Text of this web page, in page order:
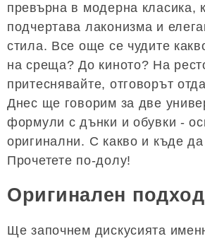
превърна в модерна класика,
подчертава лаконизма и
стила. Все още се чудите
на среща? До киното? На
притеснявайте, отговорът
Днес ще говорим за две
формули с дънки и обувки -
оригинални. С какво и къде да
Прочетете по-долу!
Оригинален подход
Ще започнем дискусията